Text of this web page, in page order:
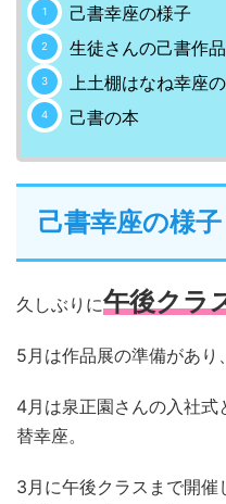
己書幸座の様子
生徒さんの己書作品
上土棚はなね幸座
己書の本
己書幸座の様子
久しぶりに午後クラ
5月は作品展の準備があり
4月は泉正園さんの入社
替幸座。
3月に午後クラスまで開催